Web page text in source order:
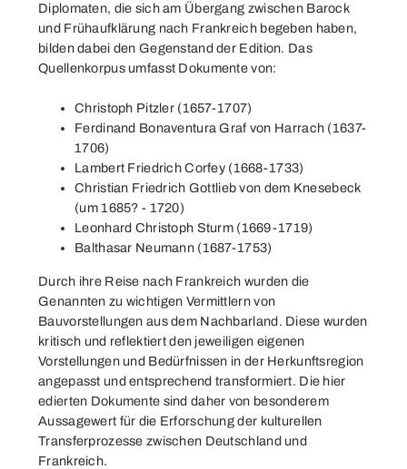
Diplomaten, die sich am Übergang zwischen Barock
und Frühaufklärung nach Frankreich begeben haben,
bilden dabei den Gegenstand der Edition. Das
Quellenkorpus umfasst Dokumente von:
Christoph Pitzler (1657-1707)
Ferdinand Bonaventura Graf von Harrach (1637-
1706)
Lambert Friedrich Corfey (1668-1733)
Christian Friedrich Gottlieb von dem Knesebeck
(um 1685? - 1720)
Leonhard Christoph Sturm (1669-1719)
Balthasar Neumann (1687-1753)
Durch ihre Reise nach Frankreich wurden die
Genannten zu wichtigen Vermittlern von
Bauvorstellungen aus dem Nachbarland. Diese wurden
kritisch und reflektiert den jeweiligen eigenen
Vorstellungen und Bedürfnissen in der Herkunftsregion
angepasst und entsprechend transformiert. Die hier
edierten Dokumente sind daher von besonderem
Aussagewert für die Erforschung der kulturellen
Transferprozesse zwischen Deutschland und
Frankreich.